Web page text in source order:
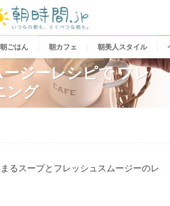
朝ごはん 朝カフェ 朝美人スタイル
ジーレシピで フレ
ング
るスープとフレッシュスムージーのレ